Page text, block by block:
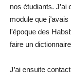
nos étudiants.
module que
l’époque des
faire un
J’ai ensuite